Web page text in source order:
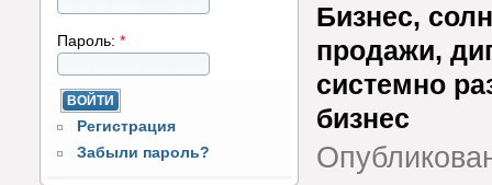
Пароль: *
Регистрация
Забыли пароль?
Бизнес,
продажи,
системно
бизнес